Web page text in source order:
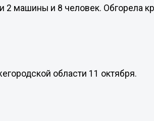
2 машины и 8 человек. Обгорела
области 11 октября.